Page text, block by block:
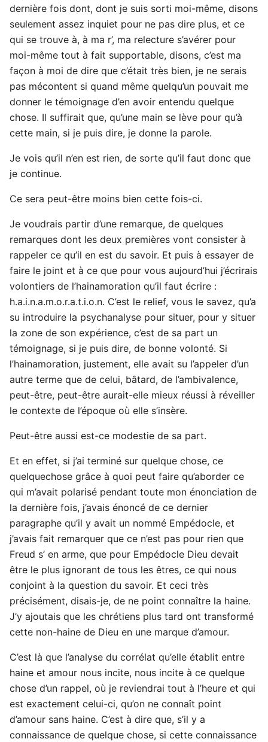
dernière fois dont, dont je suis sorti moi-même, disons
seulement assez inquiet pour ne pas dire plus, et ce
qui se trouve à, à ma r’, ma relecture s’avérer pour
moi-même tout à fait supportable, disons, c’est ma
façon à moi de dire que c’était très bien, je ne serais
pas mécontent si quand même quelqu’un pouvait me
donner le témoignage d’en avoir entendu quelque
chose. Il suffirait que, qu’une main se lève pour qu’à
cette main, si je puis dire, je donne la parole.
Je vois qu’il n’en est rien, de sorte qu’il faut donc que
je continue.
Ce sera peut-être moins bien cette fois-ci.
Je voudrais partir d’une remarque, de quelques
remarques dont les deux premières vont consister à
rappeler ce qu’il en est du savoir. Et puis à essayer de
faire le joint et à ce que pour vous aujourd’hui j’écrirais
volontiers de l’hainamoration qu’il faut écrire :
h.a.i.n.a.m.o.r.a.t.i.o.n. C’est le relief, vous le savez, qu’a
su introduire la psychanalyse pour situer, pour y situer
la zone de son expérience, c’est de sa part un
témoignage, si je puis dire, de bonne volonté. Si
l’hainamoration, justement, elle avait su l’appeler d’un
autre terme que de celui, bâtard, de l’ambivalence,
peut-être, peut-être aurait-elle mieux réussi à réveiller
le contexte de l’époque où elle s’insère.
Peut-être aussi est-ce modestie de sa part.
Et en effet, si j’ai terminé sur quelque chose, ce
quelquechose grâce à quoi peut faire qu’aborder ce
qui m’avait polarisé pendant toute mon énonciation de
la dernière fois, j’avais énoncé de ce dernier
paragraphe qu’il y avait un nommé Empédocle, et
j’avais fait remarquer que ce n’est pas pour rien que
Freud s’ en arme, que pour Empédocle Dieu devait
être le plus ignorant de tous les êtres, ce qui nous
conjoint à la question du savoir. Et ceci très
précisément, disais-je, de ne point connaître la haine.
J’y ajoutais que les chrétiens plus tard ont transformé
cette non-haine de Dieu en une marque d’amour.
C’est là que l’analyse du corrélat qu’elle établit entre
haine et amour nous incite, nous incite à ce quelque
chose d’un rappel, où je reviendrai tout à l’heure et qui
est exactement celui-ci, qu’on ne connaît point
d’amour sans haine. C’est à dire que, s’il y a
connaissance de quelque chose, si cette connaissance